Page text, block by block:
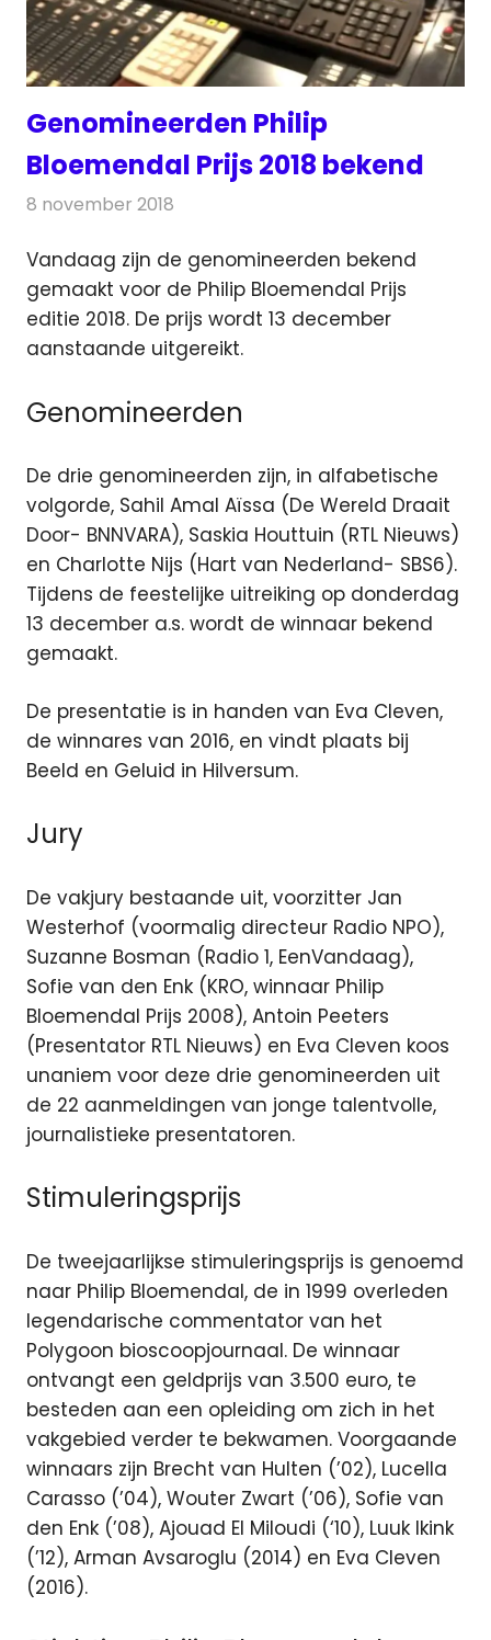
Genomineerden Philip
Bloemendal Prijs 2018 bekend
8 november 2018
Vandaag zijn de genomineerden bekend
gemaakt voor de Philip Bloemendal Prijs
editie 2018. De prijs wordt 13 december
aanstaande uitgereikt.
Genomineerden
De drie genomineerden zijn, in alfabetische
volgorde, Sahil Amal Aïssa (De Wereld Draait
Door- BNNVARA), Saskia Houttuin (RTL Nieuws)
en Charlotte Nijs (Hart van Nederland- SBS6).
Tijdens de feestelijke uitreiking op donderdag
13 december a.s. wordt de winnaar bekend
gemaakt.
De presentatie is in handen van Eva Cleven,
de winnares van 2016, en vindt plaats bij
Beeld en Geluid in Hilversum.
Jury
De vakjury bestaande uit, voorzitter Jan
Westerhof (voormalig directeur Radio NPO),
Suzanne Bosman (Radio 1, EenVandaag),
Sofie van den Enk (KRO, winnaar Philip
Bloemendal Prijs 2008), Antoin Peeters
(Presentator RTL Nieuws) en Eva Cleven koos
unaniem voor deze drie genomineerden uit
de 22 aanmeldingen van jonge talentvolle,
journalistieke presentatoren.
Stimuleringsprijs
De tweejaarlijkse stimuleringsprijs is genoemd
naar Philip Bloemendal, de in 1999 overleden
legendarische commentator van het
Polygoon bioscoopjournaal. De winnaar
ontvangt een geldprijs van 3.500 euro, te
besteden aan een opleiding om zich in het
vakgebied verder te bekwamen. Voorgaande
winnaars zijn Brecht van Hulten (’02), Lucella
Carasso (’04), Wouter Zwart (’06), Sofie van
den Enk (’08), Ajouad El Miloudi (‘10), Luuk Ikink
(’12), Arman Avsaroglu (2014) en Eva Cleven
(2016).